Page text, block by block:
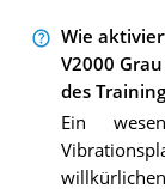
Wie
V2000
des
Ein